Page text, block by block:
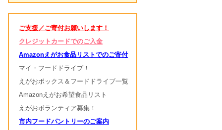
ご支援／ご寄付お願いします！
クレジットカードでのご入金
Amazonえがお食品リストでのご寄付
マイ・フードドライブ！
えがおボックス＆フードドライブ一覧
Amazonえがお希望食品リスト
えがおボランティア募集！
市内フードパントリーのご案内